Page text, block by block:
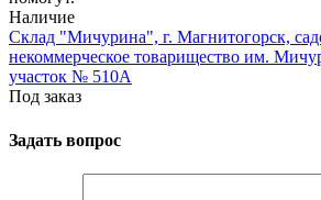
Наличие
Склад "Мичурина", г. Магнитогорск,
некоммерческое товарищество им.
участок № 510А
Под заказ
Задать вопрос